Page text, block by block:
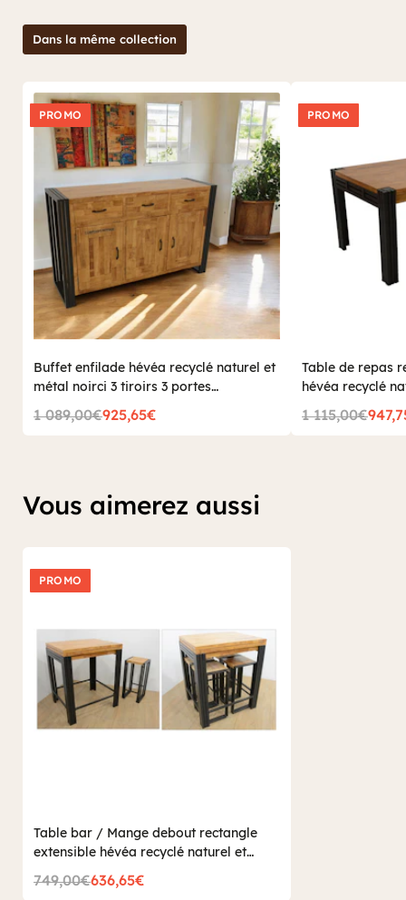
Dans la même collection
PROMO
Buffet enfilade hévéa recyclé naturel et
métal noirci 3 tiroirs 3 portes
150X45X90cm DOCKER
1 089,00€925,65€
PROMO
Table de repas
hévéa recyclé
150/
1 115,00€
Vous aimerez aussi
PROMO
Table bar / Mange debout rectangle
extensible hévéa recyclé naturel et
métal noirci 90/180X80X105cm
DOCKER
749,00€636,65€